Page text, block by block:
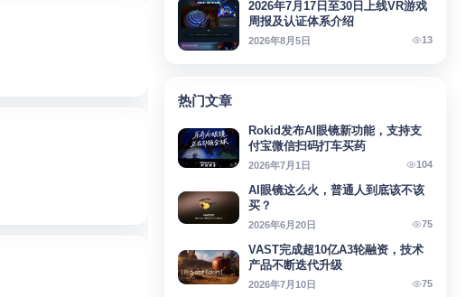
2026年7月17日至30日上线VR游戏
周报及认证体系介绍
2026年8月5日 13
热门文章
Rokid发布AI眼镜新功能，支持支
付宝微信扫码打车买药
2026年7月1日 104
AI眼镜这么火，普通人到底该不该
买？
2026年6月20日 75
VAST完成超10亿A3轮融资，技术
产品不断迭代升级
2026年7月10日 75